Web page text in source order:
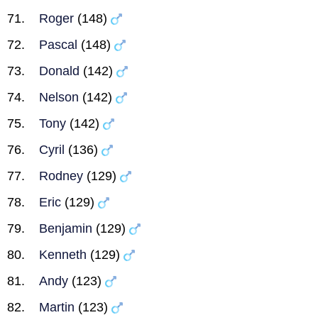
Roger (148)
Pascal (148)
Donald (142)
Nelson (142)
Tony (142)
Cyril (136)
Rodney (129)
Eric (129)
Benjamin (129)
Kenneth (129)
Andy (123)
Martin (123)